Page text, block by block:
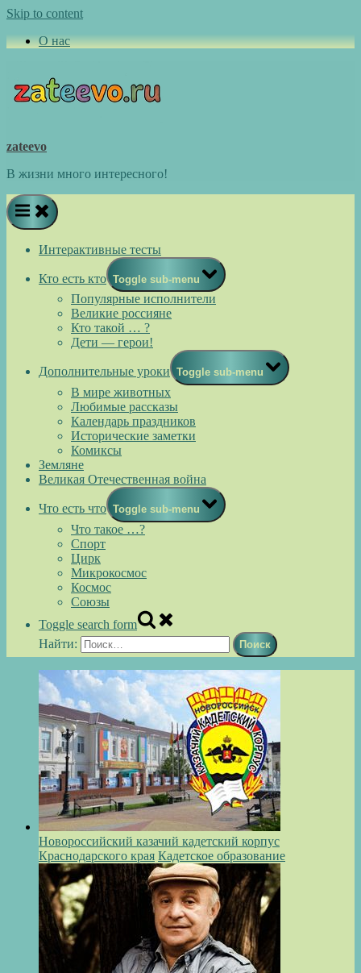
Skip to content
О нас
zateevo
В жизни много интересного!
Интерактивные тесты
Кто есть кто Toggle sub-menu
Популярные исполнители
Великие россияне
Кто такой … ?
Дети — герои!
Дополнительные уроки Toggle sub-menu
В мире животных
Любимые рассказы
Календарь праздников
Исторические заметки
Комиксы
Земляне
Великая Отечественная война
Что есть что Toggle sub-menu
Что такое …?
Спорт
Цирк
Микрокосмос
Космос
Союзы
Toggle search form
Найти:
Новороссийский казачий кадетский корпус
Краснодарского края Кадетское образование